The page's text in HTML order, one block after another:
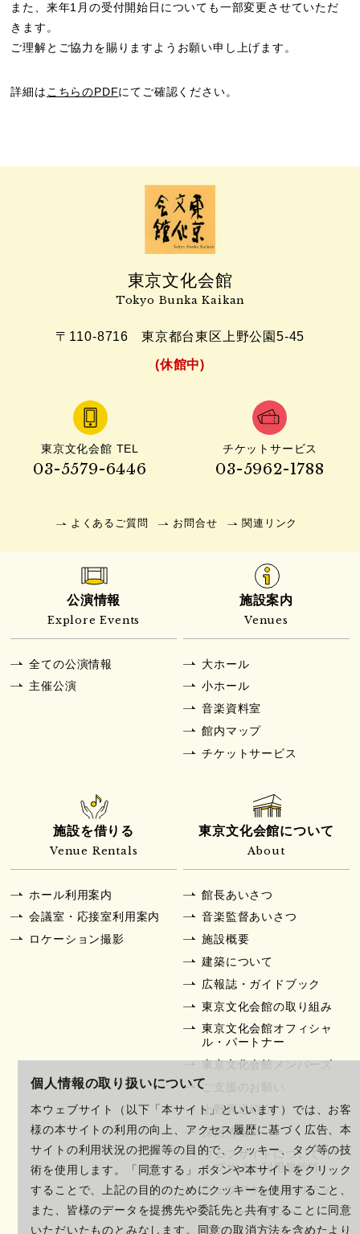
個人情報の取り扱いについて
本ウェブサイト（以下「本サイト」といいます）では、お客
様の本サイトの利用の向上、アクセス履歴に基づく広告、本
サイトの利用状況の把握等の目的で、クッキー、タグ等の技
術を使用します。「同意する」ボタンや本サイトをクリック
することで、上記の目的のためにクッキーを使用すること、
また、皆様のデータを提携先や委託先と共有することに同意
いただいたものとみなします。同意の取消方法を含めたより
また、来年1月の受付開始日についても一部変更させていただ
きます。
ご理解とご協力を賜りますようお願い申し上げます。
詳細は こちらのPDFにてご確認ください。
東京文化会館
Tokyo Bunka Kaikan
〒110-8716 東京都台東区上野公園5-45
(休館中)
東京文化会館 TEL
03-5579-6446
チケットサービス
03-5962-1788
よくあるご質問 お問合せ 関連リンク
公演情報
Explore Events
全ての公演情報
主催公演
施設案内
Venues
大ホール
小ホール
音楽資料室
館内マップ
チケットサービス
施設を借りる
Venue Rentals
ホール利用案内
会議室・応接室利用案内
ロケーション撮影
東京文化会館について
About
館長あいさつ
音楽監督あいさつ
施設概要
建築について
広報誌・ガイドブック
東京文化会館の取り組み
東京文化会館オフィシャ
ル・パートナー
東京文化会館メンバーズ
ご支援のお願い
上野周辺紹介
採用情報
ウェブサイトについて（ウ
ェブサイト利用規約等）
ウェブアクセシビリティ
クッキーポリシー